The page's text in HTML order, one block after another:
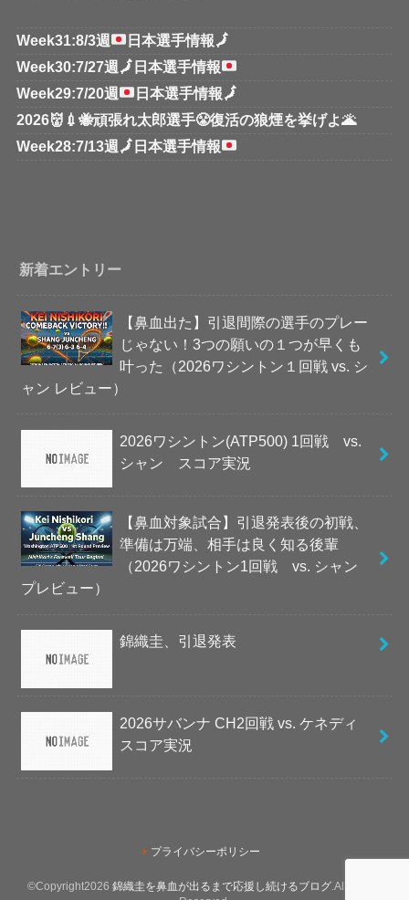
Week31:8/3週 日本選手情報🗾
Week30:7/27週 🗾 日本選手情報
Week29:7/20週
日本選手情報🗾
2026👹💉🐝頑張れ太郎選手😤復活の狼煙を挙げよ🌋
Week28:7/13週 🗾 日本選手情報
新着エントリー
【鼻血出た】引退間際の選手のプレー
じゃない！3つの願いの１つが早くも
叶った（2026ワシントン１回戦 vs. シ
ャン レビュー）
2026ワシントン(ATP500) 1回戦 vs.
シャン スコア実況
【鼻血対象試合】引退発表後の初戦、
準備は万端、相手は良く知る後輩
（2026ワシントン1回戦 vs. シャン
プレビュー）
錦織圭、引退発表
2026サバンナ CH2回戦 vs. ケネディ
スコア実況
プライバシーポリシー
©Copyright2026 錦織圭を鼻血が出るまで応援し続けるブログ .All Rights